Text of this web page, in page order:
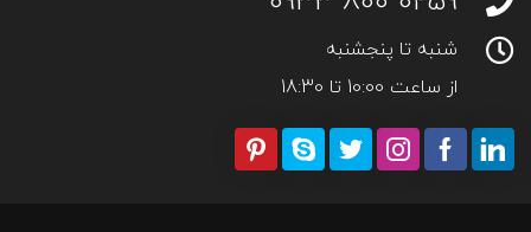
شنبه تا پنجشنبه
از ساعت 10:00 تا 18:30